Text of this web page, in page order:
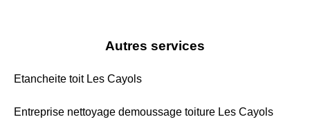
Autres services
Etancheite toit Les Cayols
Entreprise nettoyage demoussage toiture Les Cayols